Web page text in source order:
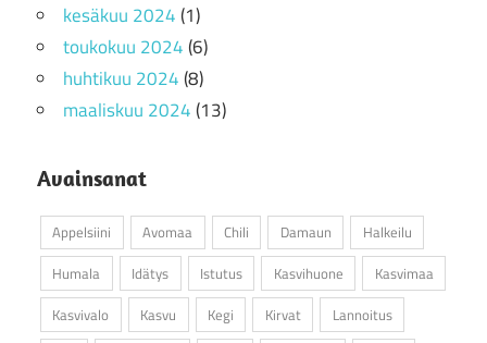
kesäkuu 2024(1)
toukokuu 2024(6)
huhtikuu 2024(8)
maaliskuu 2024(13)
Avainsanat
Appelsiini Avomaa Chili Damaun
Halkeilu
Humala
Idätys Istutus Kasvihuone
Kasvimaa
Kasvivalo
Kasvu Kegi Kirvat
Lannoitus